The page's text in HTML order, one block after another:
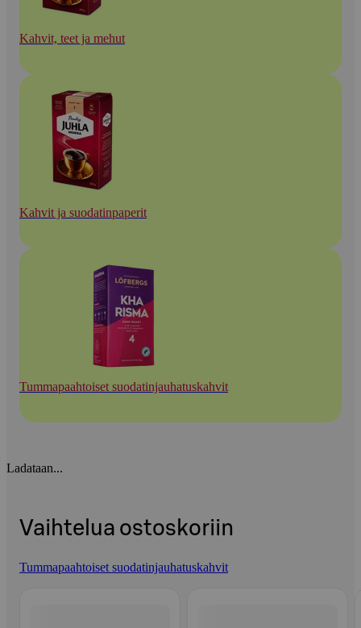
Kahvit, teet ja mehut
Kahvit ja suodatinpaperit
Tummapaahtoiset suodatinjauhatuskahvit
Ladataan...
Vaihtelua ostoskoriin
Tummapaahtoiset suodatinjauhatuskahvit